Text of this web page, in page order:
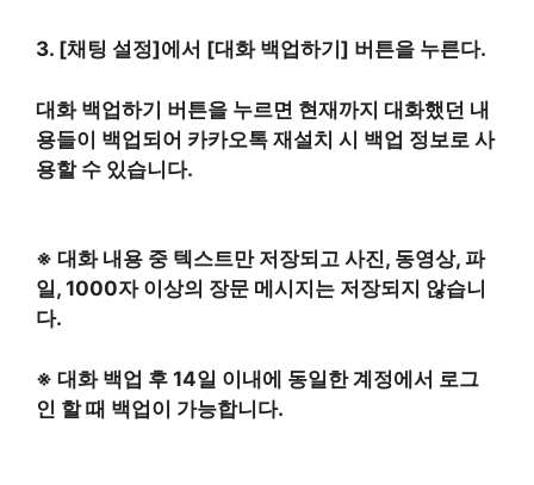
3. [채팅 설정]에서 [대화 백업하기] 버튼을 누른다.
대화 백업하기 버튼을 누르면 현재까지 대화했던 내
용들이 백업되어 카카오톡 재설치 시 백업 정보로 사
용할 수 있습니다.
※ 대화 내용 중 텍스트만 저장되고 사진, 동영상, 파
일, 1000자 이상의 장문 메시지는 저장되지 않습니
다.
※ 대화 백업 후 14일 이내에 동일한 계정에서 로그
인 할 때 백업이 가능합니다.